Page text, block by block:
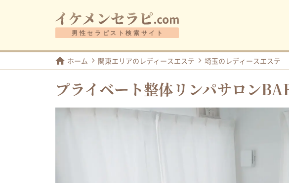
ホーム 関東エリアのレディースエステ 埼玉のレディースエステ
プライベート整体リンパサロン